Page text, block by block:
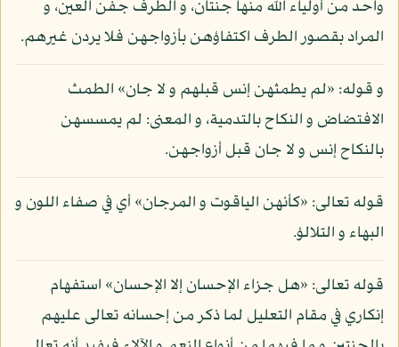
واحد من أولياء الله منها جنتان، و الطرف جفن العين، و
المراد بقصور الطرف اكتفاؤهن بأزواجهن فلا يردن غيرهم.
و قوله: «لم يطمثهن إنس قبلهم و لا جان» الطمث
الافتضاض و النكاح بالتدمية، و المعنى: لم يمسسهن
بالنكاح إنس و لا جان قبل أزواجهن.
قوله تعالى: «كأنهن الياقوت و المرجان» أي في صفاء اللون و
البهاء و التلالؤ.
قوله تعالى: «هل جزاء الإحسان إلا الإحسان» استفهام
إنكاري في مقام التعليل لما ذكر من إحسانه تعالى عليهم